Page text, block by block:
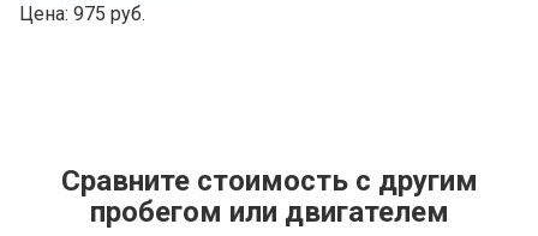
Цена: 975 руб.
Сравните стоимость с другим
пробегом или двигателем